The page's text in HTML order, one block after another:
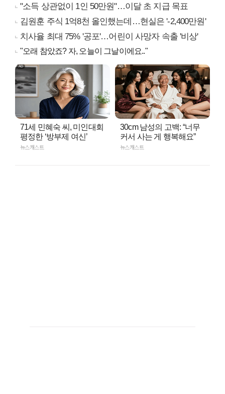
"소득 상관없이 1인 50만원"…이달 초 지급 목표
김원훈 주식 1억8천 올인했는데…현실은 '-2,400만원'
치사율 최대 75% '공포'…어린이 사망자 속출 '비상'
"오래 참았죠? 자, 오늘이 그날이에요.."
71세 민혜숙 씨, 미인대회
평정한 ‘방부제 여신’
뉴스캐스트
30cm 남성의 고백: “너무
커서 사는 게 행복해요”
뉴스캐스트